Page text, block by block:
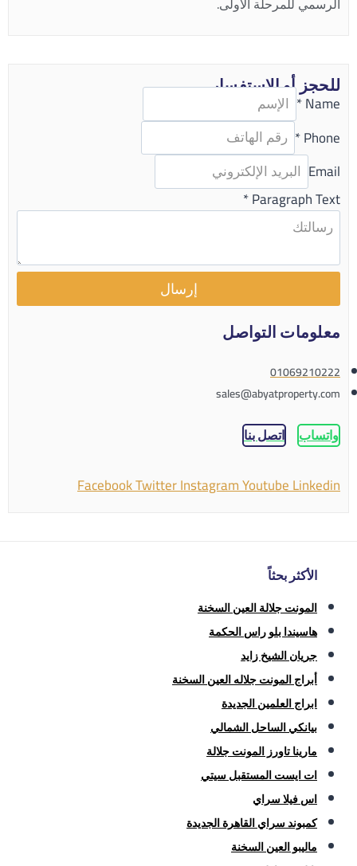
للحجز أو الاستفسار
Name
*
Phone
*
Email
Paragraph Text
*
إرسال
معلومات التواصل
01069210222
sales@abyatproperty.com
واتساب اتصل بنا
FacebookTwitterInstagramYoutubeLinkedin
الأكثر بحثاً
المونت جلالة العين السخنة
هاسيندا بلو راس الحكمة
جريان الشيخ زايد
أبراج المونت جلاله العين السخنة
ابراج العلمين الجديدة
بيانكي الساحل الشمالي
مارينا تاورز المونت جلالة
ات ايست المستقبل سيتي
اس فيلا سراي
كمبوند سراي القاهرة الجديدة
ماليبو العين السخنة